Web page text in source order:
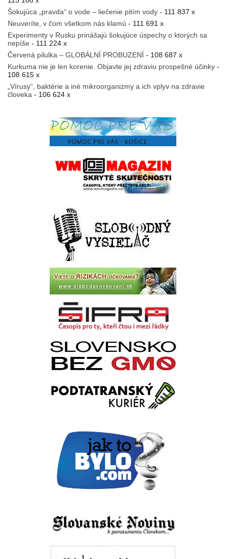
Šokujúca „pravda“ o vode – liečenie pitím vody - 111 837 x
Neuveríte, v čom všetkom nás klamú - 111 691 x
Experimenty v Rusku prinášajú šokujúce úspechy o ktorých sa
nepíše - 111 224 x
Červená pilulka – GLOBÁLNÍ PROBUZENÍ - 108 687 x
Kurkuma nie je len korenie. Objavte jej zdraviu prospešné účinky -
108 615 x
„Vírusy“, baktérie a iné mikroorganizmy a ich vplyv na zdravie
človeka - 106 624 x